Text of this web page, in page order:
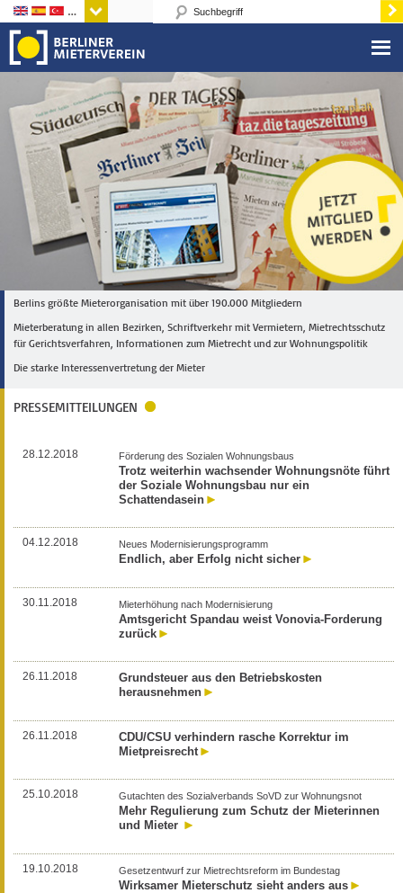
Sprachen
Berlins größte Mieterorganisation mit über 190.000 Mitgliedern
Mieterberatung in allen Bezirken, Schriftverkehr mit Vermietern, Mietrechtsschutz
für Gerichtsverfahren, Informationen zum Mietrecht und zur Wohnungspolitik
Die starke Interessenvertretung der Mieter
PRESSEMITTEILUNGEN
28.12.2018 Förderung des Sozialen Wohnungsbaus
Trotz weiterhin wachsender Wohnungsnöte führt
der Soziale Wohnungsbau nur ein
Schattendasein
04.12.2018 Neues Modernisierungsprogramm
Endlich, aber Erfolg nicht sicher
30.11.2018 Mieterhöhung nach Modernisierung
Amtsgericht Spandau weist Vonovia-Forderung
zurück
26.11.2018
Grundsteuer aus den Betriebskosten
herausnehmen
26.11.2018
CDU/CSU verhindern rasche Korrektur im
Mietpreisrecht
25.10.2018 Gutachten des Sozialverbands SoVD zur Wohnungsnot
Mehr Regulierung zum Schutz der Mieterinnen
und Mieter
19.10.2018 Gesetzentwurf zur Mietrechtsreform im Bundestag
Wirksamer Mieterschutz sieht anders aus